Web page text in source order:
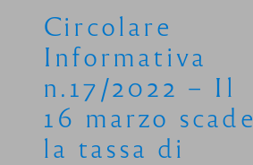
Circolare
Informativa
n.17/2022 – Il
16 marzo scade
la tassa di